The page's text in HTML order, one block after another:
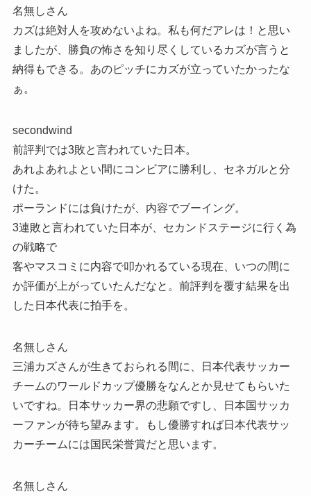
名無しさん
カズは絶対人を攻めないよね。私も何だアレは！と思い
ましたが、勝負の怖さを知り尽くしているカズが言うと
納得もできる。あのピッチにカズが立っていたかったな
ぁ。
secondwind
前評判では3敗と言われていた日本。
あれよあれよとい間にコンビアに勝利し、セネガルと分
けた。
ポーランドには負けたが、内容でブーイング。
3連敗と言われていた日本が、セカンドステージに行く為
の戦略で
客やマスコミに内容で叩かれるている現在、いつの間に
か評価が上がっていたんだなと。前評判を覆す結果を出
した日本代表に拍手を。
名無しさん
三浦カズさんが生きておられる間に、日本代表サッカー
チームのワールドカップ優勝をなんとか見せてもらいた
いですね。日本サッカー界の悲願ですし、日本国サッカ
ーファンが待ち望みます。もし優勝すれば日本代表サッ
カーチームには国民栄誉賞だと思います。
名無しさん